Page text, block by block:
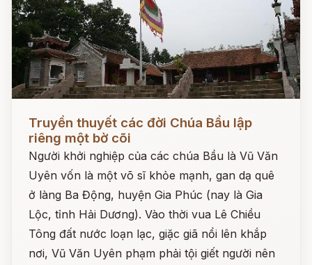
Đọc ngay
Truyền thuyết các đời Chúa Bầu lập
riêng một bờ cõi
Người khởi nghiệp của các chúa Bầu là Vũ Văn
Uyên vốn là một võ sĩ khỏe mạnh, gan dạ quê
ở làng Ba Động, huyện Gia Phúc (nay là Gia
Lộc, tỉnh Hải Dương). Vào thời vua Lê Chiều
Tông đất nước loạn lạc, giặc giã nổi lên khắp
nơi, Vũ Văn Uyên phạm phải tội giết người nên